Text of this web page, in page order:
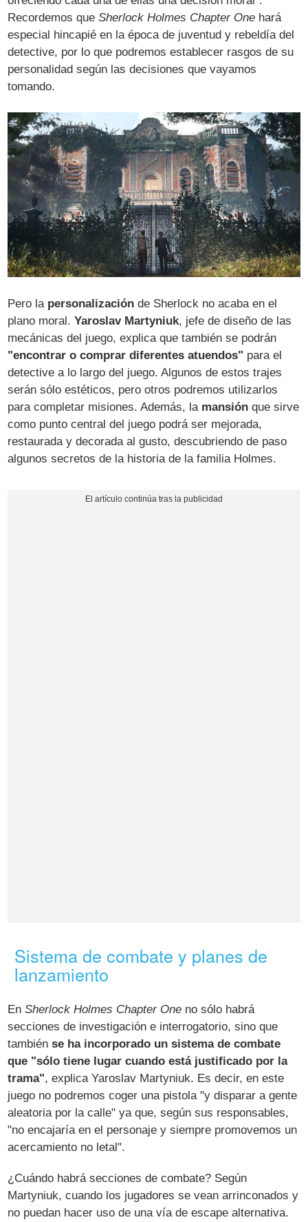
Recordemos queSherlock Holmes Chapter One hará
especial hincapié en la época de juventud y rebeldía del
detective, por lo que podremos establecer rasgos de su
personalidad según las decisiones que vayamos
tomando.
Pero la personalización de Sherlock no acaba en el
plano moral.Yaroslav Martyniuk, jefe de diseño de las
mecánicas del juego, explica que también se podrán
"encontrar o comprar diferentes atuendos" para el
detective a lo largo del juego. Algunos de estos trajes
serán sólo estéticos, pero otros podremos utilizarlos
para completar misiones. Además, la mansión que sirve
como punto central del juego podrá ser mejorada,
restaurada y decorada al gusto, descubriendo de paso
algunos secretos de la historia de la familia Holmes.
Sistema de combate y planes de
lanzamiento
EnSherlock Holmes Chapter One no sólo habrá
secciones de investigación e interrogatorio, sino que
tambiénse ha incorporado un sistema de combate
que "sólo tiene lugar cuando está justificado por la
trama", explica Yaroslav Martyniuk. Es decir, en este
juego no podremos coger una pistola "y disparar a gente
aleatoria por la calle" ya que, según sus responsables,
"no encajaría en el personaje y siempre promovemos un
acercamiento no letal".
¿Cuándo habrá secciones de combate? Según
Martyniuk, cuando los jugadores se vean arrinconados y
no puedan hacer uso de una vía de escape alternativa.